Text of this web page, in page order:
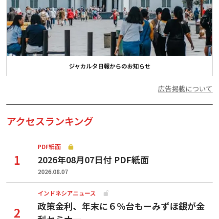
ジャカルタ日報からのお知らせ
広告掲載について
アクセスランキング
PDF紙面
2026年08月07日付 PDF紙面
2026.08.07
インドネシアニュース
政策金利、年末に６％台もーみずほ銀が金